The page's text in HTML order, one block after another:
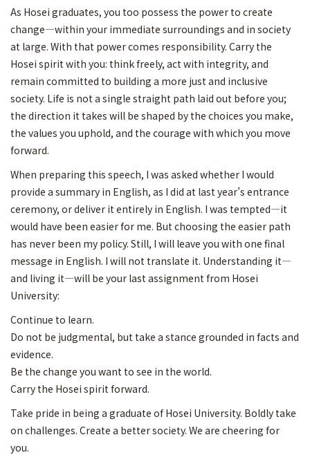
As Hosei graduates, you too possess the power to create
change—within your immediate surroundings and in society
at large. With that power comes responsibility. Carry the
Hosei spirit with you: think freely, act with integrity, and
remain committed to building a more just and inclusive
society. Life is not a single straight path laid out before you;
the direction it takes will be shaped by the choices you make,
the values you uphold, and the courage with which you move
forward.
When preparing this speech, I was asked whether I would
provide a summary in English, as I did at last year’s entrance
ceremony, or deliver it entirely in English. I was tempted—it
would have been easier for me. But choosing the easier path
has never been my policy. Still, I will leave you with one final
message in English. I will not translate it. Understanding it—
and living it—will be your last assignment from Hosei
University:
Continue to learn.
Do not be judgmental, but take a stance grounded in facts and
evidence.
Be the change you want to see in the world.
Carry the Hosei spirit forward.
Take pride in being a graduate of Hosei University. Boldly take
on challenges. Create a better society. We are cheering for
you.